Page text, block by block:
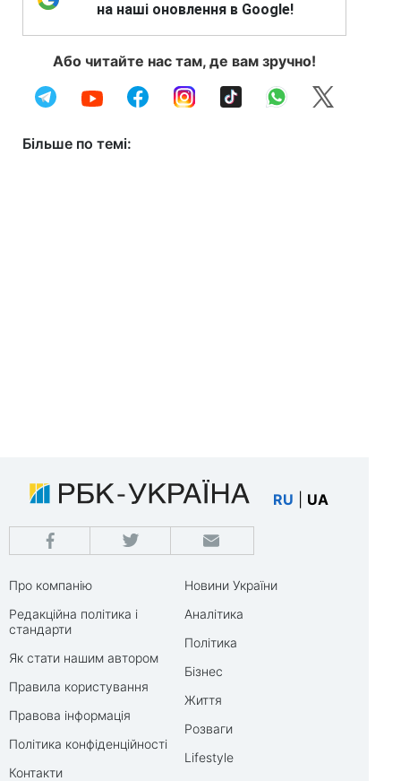
на наші оновлення в Google!
Або читайте нас там, де вам зручно!
Більше по темі:
RU UA
Про компанію
Редакційна політика і
стандарти
Як стати нашим автором
Правила користування
Правова інформація
Політика конфіденційності
Контакти
Новини України
Аналітика
Політика
Бізнес
Життя
Розваги
Lifestyle